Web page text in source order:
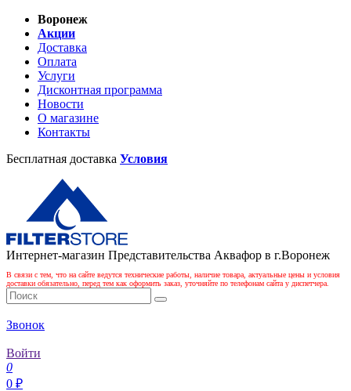
Воронеж
Акции
Доставка
Оплата
Услуги
Дисконтная программа
Новости
О магазине
Контакты
Бесплатная доставка Условия
Интернет-магазин Представительства Аквафор в г.Воронеж
В связи с тем, что на сайте ведутся технические работы, наличие товара, актуальные цены и условия
доставки обязательно, перед тем как оформить заказ, уточняйте по телефонам сайта у диспетчера.
Звонок
Войти
0
0 ₽